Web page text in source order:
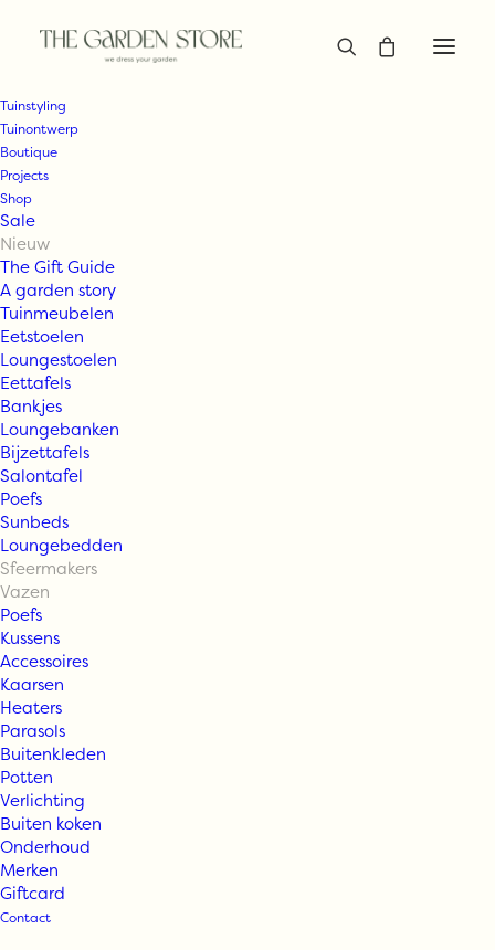
Tuinstyling
Tuinontwerp
Boutique
Projects
Shop
Sale
Nieuw
The Gift Guide
A garden story
Tuinmeubelen
Eetstoelen
Loungestoelen
Eettafels
Bankjes
Loungebanken
Bijzettafels
Salontafel
Poefs
Sunbeds
Loungebedden
Sfeermakers
Vazen
Poefs
Kussens
Accessoires
Kaarsen
Heaters
Parasols
Buitenkleden
Potten
Verlichting
Buiten koken
Onderhoud
Merken
Giftcard
Contact
Urban Nature
Culture Vaas
Ama